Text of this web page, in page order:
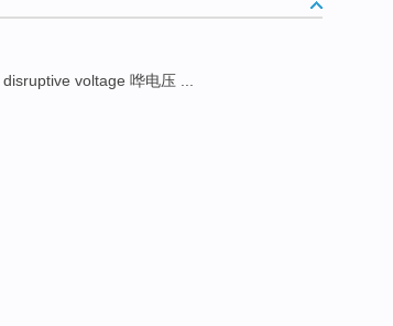
disruptive voltage 哗电压 ...